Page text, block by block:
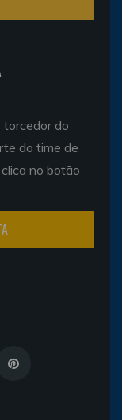
torcedor do
do time de
no botão